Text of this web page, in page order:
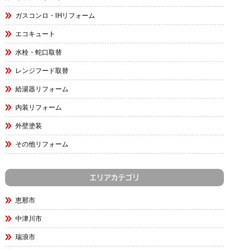
ガスコンロ・IHリフォーム
エコキュート
水栓・蛇口取替
レンジフード取替
給湯器リフォーム
内装リフォーム
外壁塗装
その他リフォーム
エリアカテゴリ
恵那市
中津川市
瑞浪市